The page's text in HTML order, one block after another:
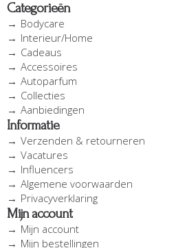
Categorieën
Bodycare
Interieur/Home
Cadeaus
Accessoires
Autoparfum
Collecties
Aanbiedingen
Informatie
Verzenden & retourneren
Vacatures
Influencers
Algemene voorwaarden
Privacyverklaring
Mijn account
Mijn account
Mijn bestellingen